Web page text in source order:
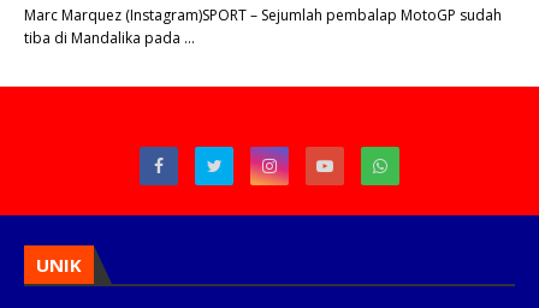
Marc Marquez (Instagram)SPORT – Sejumlah pembalap MotoGP sudah
tiba di Mandalika pada …
UNIK